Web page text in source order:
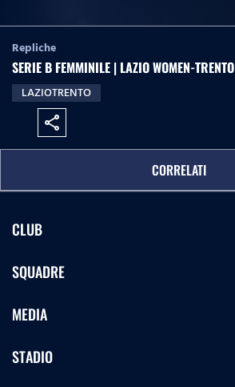
Repliche
SERIE B FEMMINILE | LAZIO WOMEN-TRENTO
LAZIOTRENTO
share
CORRELATI
CLUB
SQUADRE
MEDIA
STADIO